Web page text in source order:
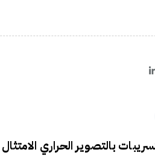
بالتصوير الحراري الامتثال